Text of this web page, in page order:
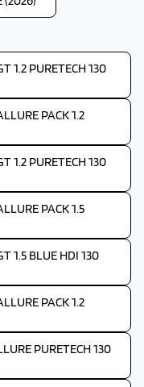
1.2 PURETECH 130
PACK 1.2
1.2 PURETECH 130
PACK 1.5
1.5 BLUE HDI 130
PACK 1.2
PURETECH 130